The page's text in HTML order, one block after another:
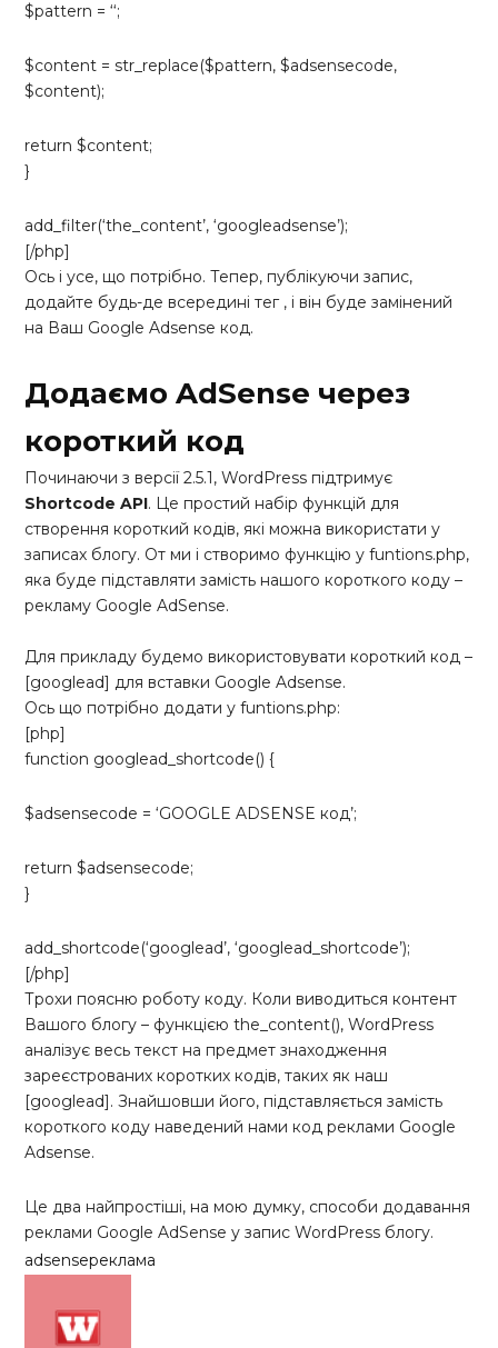
$pattern = ‘‘;
$content = str_replace($pattern, $adsensecode,
$content);
return $content;
}
add_filter(‘the_content’, ‘googleadsense’);
[/php]
Ось і усе, що потрібно. Тепер, публікуючи запис,
додайте будь-де всередині тег , і він буде замінений
на Ваш Google Adsense код.
Додаємо AdSense через
короткий код
Починаючи з версії 2.5.1, WordPress підтримує
Shortcode API. Це простий набір функцій для
створення короткий кодів, які можна використати у
записах блогу. От ми і створимо функцію у funtions.php,
яка буде підставляти замість нашого короткого коду –
рекламу Google AdSense.
Для прикладу будемо використовувати короткий код –
[googlead] для вставки Google Adsense.
Ось що потрібно додати у funtions.php:
[php]
function googlead_shortcode() {
$adsensecode = ‘GOOGLE ADSENSE код’;
return $adsensecode;
}
add_shortcode(‘googlead’, ‘googlead_shortcode’);
[/php]
Трохи поясню роботу коду. Коли виводиться контент
Вашого блогу – функцією the_content(), WordPress
аналізує весь текст на предмет знаходження
зареєстрованих коротких кодів, таких як наш
[googlead]. Знайшовши його, підставляється замість
короткого коду наведений нами код реклами Google
Adsense.
Це два найпростіші, на мою думку, способи додавання
реклами Google AdSense у запис WordPress блогу.
adsenseреклама